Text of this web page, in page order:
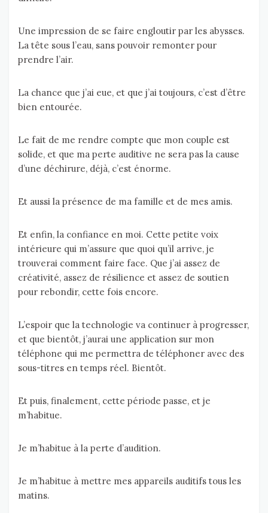
Une impression de se faire engloutir par les abysses.
La tête sous l’eau, sans pouvoir remonter pour
prendre l’air.
La chance que j’ai eue, et que j’ai toujours, c’est d’être
bien entourée.
Le fait de me rendre compte que mon couple est
solide, et que ma perte auditive ne sera pas la cause
d’une déchirure, déjà, c’est énorme.
Et aussi la présence de ma famille et de mes amis.
Et enfin, la confiance en moi. Cette petite voix
intérieure qui m’assure que quoi qu’il arrive, je
trouverai comment faire face. Que j’ai assez de
créativité, assez de résilience et assez de soutien
pour rebondir, cette fois encore.
L’espoir que la technologie va continuer à progresser,
et que bientôt, j’aurai une application sur mon
téléphone qui me permettra de téléphoner avec des
sous-titres en temps réel. Bientôt.
Et puis, finalement, cette période passe, et je
m’habitue.
Je m’habitue à la perte d’audition.
Je m’habitue à mettre mes appareils auditifs tous les
matins.